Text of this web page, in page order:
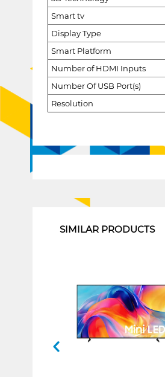
Smart tv
Display Type
Smart Platform
Number of HDMI Inputs
Number Of USB Port(s)
Resolution
SIMILAR PRODUCTS